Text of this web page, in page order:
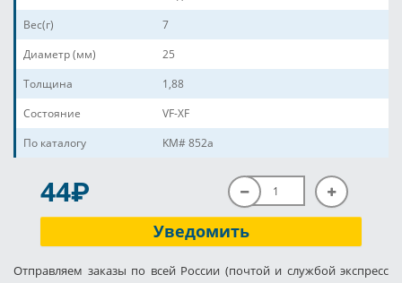
Вес(г)
7
Диаметр (мм)
25
Толщина
1,88
Состояние
VF-XF
По каталогу
KM# 852a
44P
Уведомить
Отправляем заказы по всей России (почтой и службой экспресс